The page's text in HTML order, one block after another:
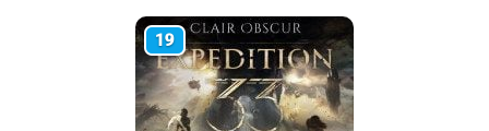
planowaną grę MMORPG World of Warcraft. Wśród innych
nowości wyróżnić warto przede wszystkim wzbogacenie
wszystkich stron konfliktu o nowe jednostki oraz nowych
bohaterów o unikalnych zdolnościach. W grze pojawiła się
również możliwość wynajmowania neutralnych herosów,
19